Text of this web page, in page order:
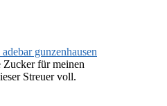
Zucker für meinen
Streuer voll.